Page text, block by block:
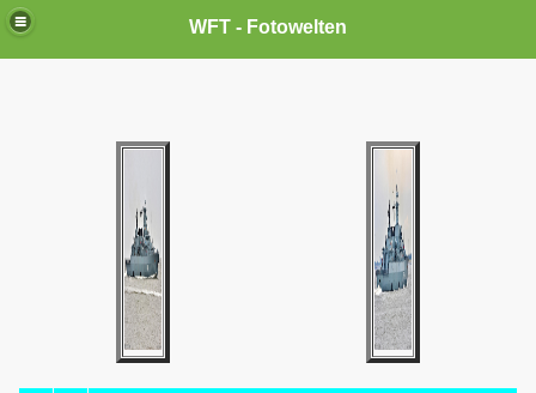
WFT - Fotowelten